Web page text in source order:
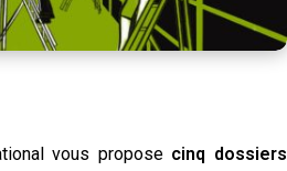
vous proposecinq dossiers